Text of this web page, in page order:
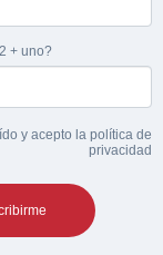
+ uno?
y acepto la política de
privacidad